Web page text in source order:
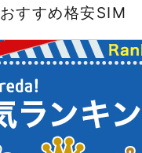
おすすめ格安SIM